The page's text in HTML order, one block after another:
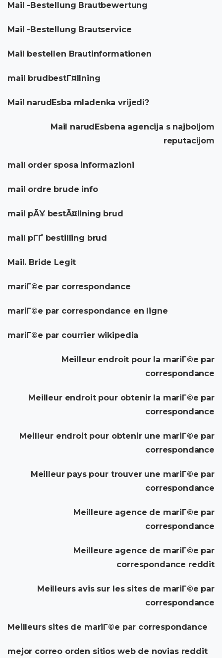
Mail -Bestellung Brautbewertung
Mail -Bestellung Brautservice
Mail bestellen Brautinformationen
mail brudbestГ¤llning
Mail narudЕѕba mladenka vrijedi?
Mail narudЕѕbena agencija s najboljom
reputacijom
mail order sposa informazioni
mail ordre brude info
mail pÃ¥ bestÃ¤llning brud
mail pГҐ bestilling brud
Mail. Bride Legit
mariГ©e par correspondance
mariГ©e par correspondance en ligne
mariГ©e par courrier wikipedia
Meilleur endroit pour la mariГ©e par
correspondance
Meilleur endroit pour obtenir la mariГ©e par
correspondance
Meilleur endroit pour obtenir une mariГ©e par
correspondance
Meilleur pays pour trouver une mariГ©e par
correspondance
Meilleure agence de mariГ©e par
correspondance
Meilleure agence de mariГ©e par
correspondance reddit
Meilleurs avis sur les sites de mariГ©e par
correspondance
Meilleurs sites de mariГ©e par correspondance
mejor correo orden sitios web de novias reddit